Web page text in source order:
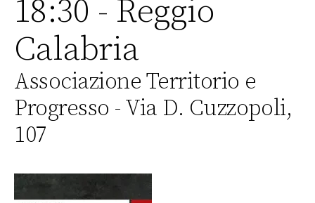
18:30 - Reggio
Calabria
Associazione Territorio e
Progresso - Via D. Cuzzopoli,
107